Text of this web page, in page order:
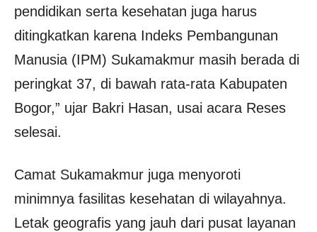
pendidikan serta kesehatan juga harus
ditingkatkan karena Indeks Pembangunan
Manusia (IPM) Sukamakmur masih berada di
peringkat 37, di bawah rata-rata Kabupaten
Bogor,” ujar Bakri Hasan, usai acara Reses
selesai.
Camat Sukamakmur juga menyoroti
minimnya fasilitas kesehatan di wilayahnya.
Letak geografis yang jauh dari pusat layanan